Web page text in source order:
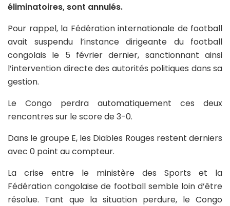
éliminatoires, sont annulés.
Pour rappel, la Fédération internationale de football
avait suspendu l’instance dirigeante du football
congolais le 5 février dernier, sanctionnant ainsi
l’intervention directe des autorités politiques dans sa
gestion.
Le Congo perdra automatiquement ces deux
rencontres sur le score de 3-0.
Dans le groupe E, les Diables Rouges restent derniers
avec 0 point au compteur.
La crise entre le ministère des Sports et la
Fédération congolaise de football semble loin d’être
résolue. Tant que la situation perdure, le Congo